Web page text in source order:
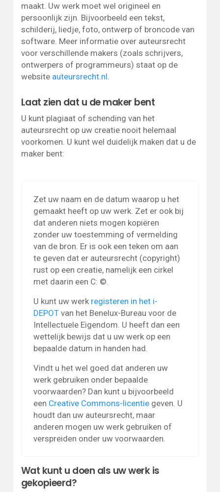
maakt. Uw werk moet wel origineel en
persoonlijk zijn. Bijvoorbeeld een tekst,
schilderij, liedje, foto, ontwerp of broncode van
software. Meer informatie over auteursrecht
voor verschillende makers (zoals schrijvers,
ontwerpers of programmeurs) staat op de
website auteursrecht.nl
Laat zien dat u de maker bent
U kunt plagiaat of schending van het
auteursrecht op uw creatie nooit helemaal
voorkomen. U kunt wel duidelijk maken dat u de
maker bent:
Zet uw naam en de datum waarop u het
gemaakt heeft op uw werk. Zet er ook bij
dat anderen niets mogen kopiëren
zonder uw toestemming of vermelding
van de bron. Er is ook een teken om aan
te geven dat er auteursrecht (copyright)
rust op een creatie, namelijk een cirkel
met daarin een C: ©.
U kunt uw werk registeren in het i-
DEPOTvan het Benelux-Bureau voor de
Intellectuele Eigendom. U heeft dan een
wettelijk bewijs dat u uw werk op een
bepaalde datum in handen had.
Vindt u het wel goed dat anderen uw
werk gebruiken onder bepaalde
voorwaarden? Dan kunt u bijvoorbeeld
een Creative Commons-licentiegeven. U
houdt dan uw auteursrecht, maar
anderen mogen uw werk gebruiken of
verspreiden onder uw voorwaarden.
Wat kunt u doen als uw werk is
gekopieerd?